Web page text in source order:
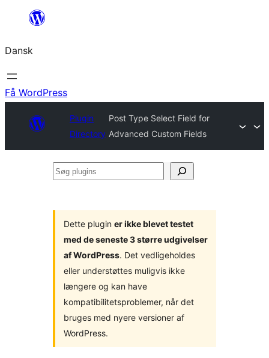
Spring
indhold
Dansk
Få WordPress
Plugin
Directory
Post Type Select Field for
Advanced Custom Fields
Søg
Dette plugin er ikke blevet testet
med de seneste 3 større udgivelser
af WordPress. Det vedligeholdes
eller understøttes muligvis ikke
længere og kan have
kompatibilitetsproblemer, når det
bruges med nyere versioner af
WordPress.